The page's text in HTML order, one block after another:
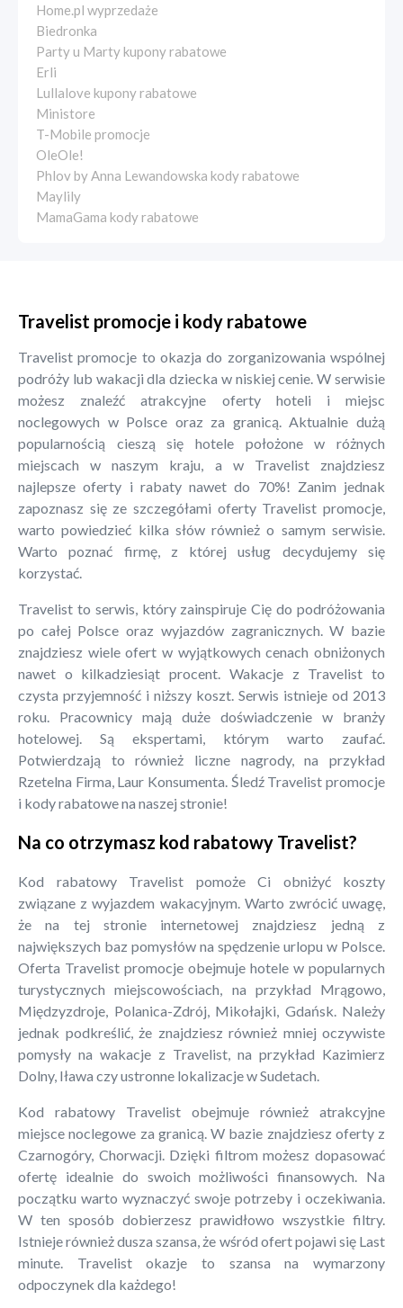
Home.pl wyprzedaże
Biedronka
Party u Marty kupony rabatowe
Erli
Lullalove kupony rabatowe
Ministore
T-Mobile promocje
OleOle!
Phlov by Anna Lewandowska kody rabatowe
Maylily
MamaGama kody rabatowe
Travelist promocje i kody rabatowe
Travelist promocje to okazja do zorganizowania wspólnej
podróży lub wakacji dla dziecka w niskiej cenie. W serwisie
możesz znaleźć atrakcyjne oferty hoteli i miejsc
noclegowych w Polsce oraz za granicą. Aktualnie dużą
popularnością cieszą się hotele położone w różnych
miejscach w naszym kraju, a w Travelist znajdziesz
najlepsze oferty i rabaty nawet do 70%! Zanim jednak
zapoznasz się ze szczegółami oferty Travelist promocje,
warto powiedzieć kilka słów również o samym serwisie.
Warto poznać firmę, z której usług decydujemy się
korzystać.
Travelist to serwis, który zainspiruje Cię do podróżowania
po całej Polsce oraz wyjazdów zagranicznych. W bazie
znajdziesz wiele ofert w wyjątkowych cenach obniżonych
nawet o kilkadziesiąt procent. Wakacje z Travelist to
czysta przyjemność i niższy koszt. Serwis istnieje od 2013
roku. Pracownicy mają duże doświadczenie w branży
hotelowej. Są ekspertami, którym warto zaufać.
Potwierdzają to również liczne nagrody, na przykład
Rzetelna Firma, Laur Konsumenta. Śledź Travelist promocje
i kody rabatowe na naszej stronie!
Na co otrzymasz kod rabatowy Travelist?
Kod rabatowy Travelist pomoże Ci obniżyć koszty
związane z wyjazdem wakacyjnym. Warto zwrócić uwagę,
że na tej stronie internetowej znajdziesz jedną z
największych baz pomysłów na spędzenie urlopu w Polsce.
Oferta Travelist promocje obejmuje hotele w popularnych
turystycznych miejscowościach, na przykład Mrągowo,
Międzyzdroje, Polanica-Zdrój, Mikołajki, Gdańsk. Należy
jednak podkreślić, że znajdziesz również mniej oczywiste
pomysły na wakacje z Travelist, na przykład Kazimierz
Dolny, Iława czy ustronne lokalizacje w Sudetach.
Kod rabatowy Travelist obejmuje również atrakcyjne
miejsce noclegowe za granicą. W bazie znajdziesz oferty z
Czarnogóry, Chorwacji. Dzięki filtrom możesz dopasować
ofertę idealnie do swoich możliwości finansowych. Na
początku warto wyznaczyć swoje potrzeby i oczekiwania.
W ten sposób dobierzesz prawidłowo wszystkie filtry.
Istnieje również dusza szansa, że wśród ofert pojawi się Last
minute. Travelist okazje to szansa na wymarzony
odpoczynek dla każdego!